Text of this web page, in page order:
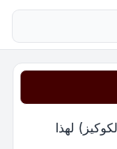
لهذا